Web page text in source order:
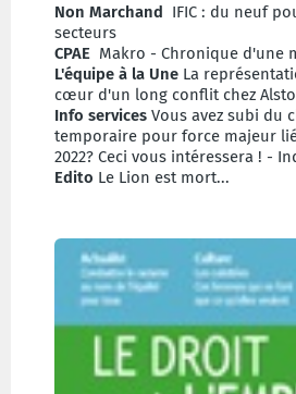
Non Marchand IFIC : du neuf
secteurs
CPAE Makro - Chronique d'une
L'équipe à la Une La
cœur d'un long conflit chez
Info services Vous avez subi du
temporaire pour force majeur
2022? Ceci vous intéressera ! -
Edito Le Lion est mort...